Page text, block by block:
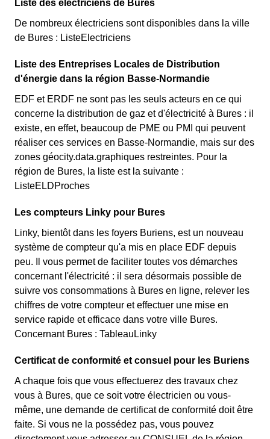
Liste des électriciens de Bures
De nombreux électriciens sont disponibles dans la ville
de Bures : ListeElectriciens
Liste des Entreprises Locales de Distribution
d'énergie dans la région Basse-Normandie
EDF et ERDF ne sont pas les seuls acteurs en ce qui
concerne la distribution de gaz et d'électricité à Bures : il
existe, en effet, beaucoup de PME ou PMI qui peuvent
réaliser ces services en Basse-Normandie, mais sur des
zones géocity.data.graphiques restreintes. Pour la
région de Bures, la liste est la suivante :
ListeELDProches
Les compteurs Linky pour Bures
Linky, bientôt dans les foyers Buriens, est un nouveau
système de compteur qu'a mis en place EDF depuis
peu. Il vous permet de faciliter toutes vos démarches
concernant l'électricité : il sera désormais possible de
suivre vos consommations à Bures en ligne, relever les
chiffres de votre compteur et effectuer une mise en
service rapide et efficace dans votre ville Bures.
Concernant Bures : TableauLinky
Certificat de conformité et consuel pour les Buriens
A chaque fois que vous effectuerez des travaux chez
vous à Bures, que ce soit votre électricien ou vous-
même, une demande de certificat de conformité doit être
faite. Si vous ne la possédez pas, vous pouvez